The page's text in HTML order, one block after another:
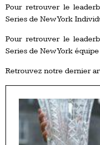
Pour retrouver le
Series de New York
Pour retrouver le
Series de New York
Retrouvez notre dernier